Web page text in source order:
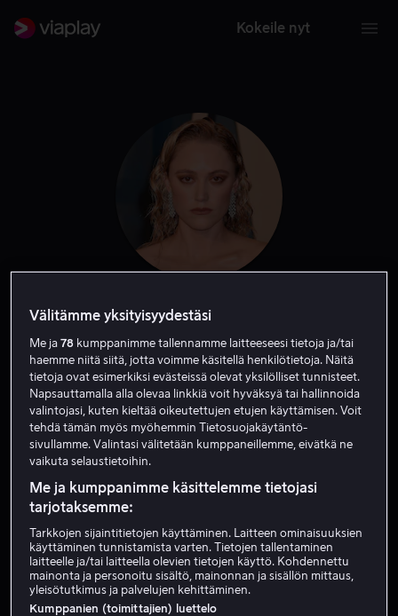
Kokeile nyt
Maika Monroe
Näyttelijä
Alk. 4,99 € Alk. 4,99 €
Välitämme yksityisyydestäsi
Me ja78 kumppanimme tallennamme laitteeseesi tietoja ja/tai
haemme niitä siitä, jotta voimme käsitellä henkilötietoja. Näitä
tietoja ovat esimerkiksi evästeissä olevat yksilölliset tunnisteet.
Napsauttamalla alla olevaa linkkiä voit hyväksyä tai hallinnoida
valintojasi, kuten kieltää oikeutettujen etujen käyttämisen. Voit
tehdä tämän myös myöhemmin Tietosuojakäytäntö-
sivullamme. Valintasi välitetään kumppaneillemme, eivätkä ne
vaikuta selaustietoihin.
Me ja kumppanimme käsittelemme tietojasi
tarjotaksemme:
Tarkkojen sijaintitietojen käyttäminen. Laitteen ominaisuuksien
käyttäminen tunnistamista varten. Tietojen tallentaminen
laitteelle ja/tai laitteella olevien tietojen käyttö. Kohdennettu
mainonta ja personoitu sisältö, mainonnan ja sisällön mittaus,
yleisötutkimus ja palvelujen kehittäminen.
Kumppanien (toimittajien) luettelo